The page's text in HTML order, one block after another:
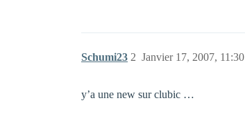
Schumi23 Janvier 17, 2007, 11:30
2
y’a une new sur clubic …